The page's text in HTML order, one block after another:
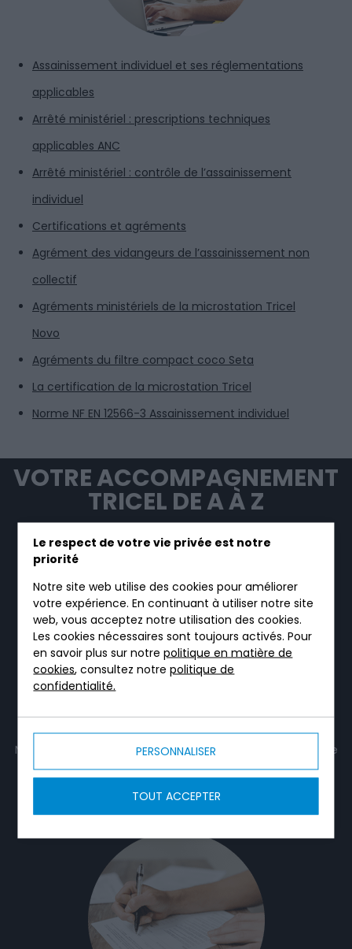
Le respect de votre vie privée est notre
priorité
Notre site web utilise des cookies pour améliorer
votre expérience. En continuant à utiliser notre site
web, vous acceptez notre utilisation des cookies.
Les cookies nécessaires sont toujours activés. Pour
en savoir plus sur notrepolitique en matière de
cookies, consultez notrepolitique de
confidentialité.
PERSONNALISER
TOUT ACCEPTER
Assainissement individuel et ses réglementations
applicables
Arrêté ministériel : prescriptions techniques
applicables ANC
Arrêté ministériel : contrôle de l’assainissement
individuel
Certifications et agréments
Agrément des vidangeurs de l’assainissement non
collectif
Agréments ministériels de la microstation Tricel
Novo
Agréments du filtre compact coco Seta
La certification de la microstation Tricel
Norme NF EN 12566-3 Assainissement individuel
VOTRE ACCOMPAGNEMENT
TRICEL DE A À Z
VOTRE DEVIS
Nos partenaires exclusifs se déplacent chez vous pour une
étude poussée et chiffrent votre projet.
Demander un devis